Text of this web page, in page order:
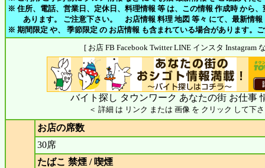
※ 住所、電話、営業日、定休日、料理情報 等 は、この情報 作成時 から
あります。 ご注意下さい。 お店情報 料理 地図 等々 にて、最新情報
※ 期間限定 や、 季節限定 の お店情報 も含まれている場合があります。
[ お店 FB Facebook Twitter LINE インスタ Instagram
バイト探し タウンワーク あなたの街 お仕事
＜ 詳細 は リンク または 画像 を クリック して下
お店の席数
30席
たばこ 禁煙 / 喫煙